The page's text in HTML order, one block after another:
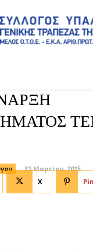
31 Μαρτίου, 2015
X